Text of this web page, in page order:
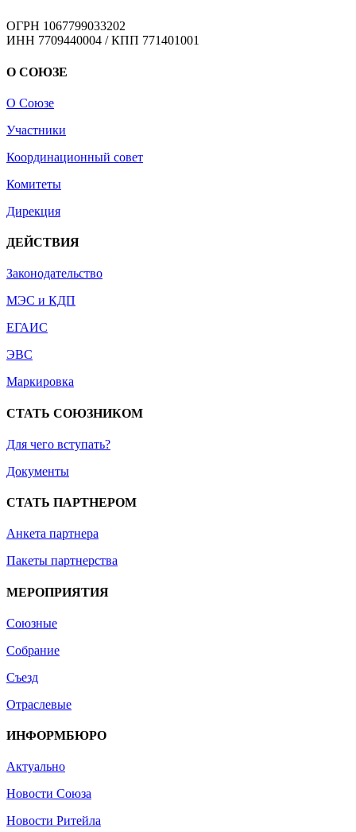
ОГРН 1067799033202
ИНН 7709440004 / КПП 771401001
О СОЮЗЕ
О Союзе
Участники
Координационный совет
Комитеты
Дирекция
ДЕЙСТВИЯ
Законодательство
МЭС и КДП
ЕГАИС
ЭВС
Маркировка
СТАТЬ СОЮЗНИКОМ
Для чего вступать?
Документы
СТАТЬ ПАРТНЕРОМ
Анкета партнера
Пакеты партнерства
МЕРОПРИЯТИЯ
Союзные
Собрание
Съезд
Отраслевые
ИНФОРМБЮРО
Актуально
Новости Союза
Новости Ритейла